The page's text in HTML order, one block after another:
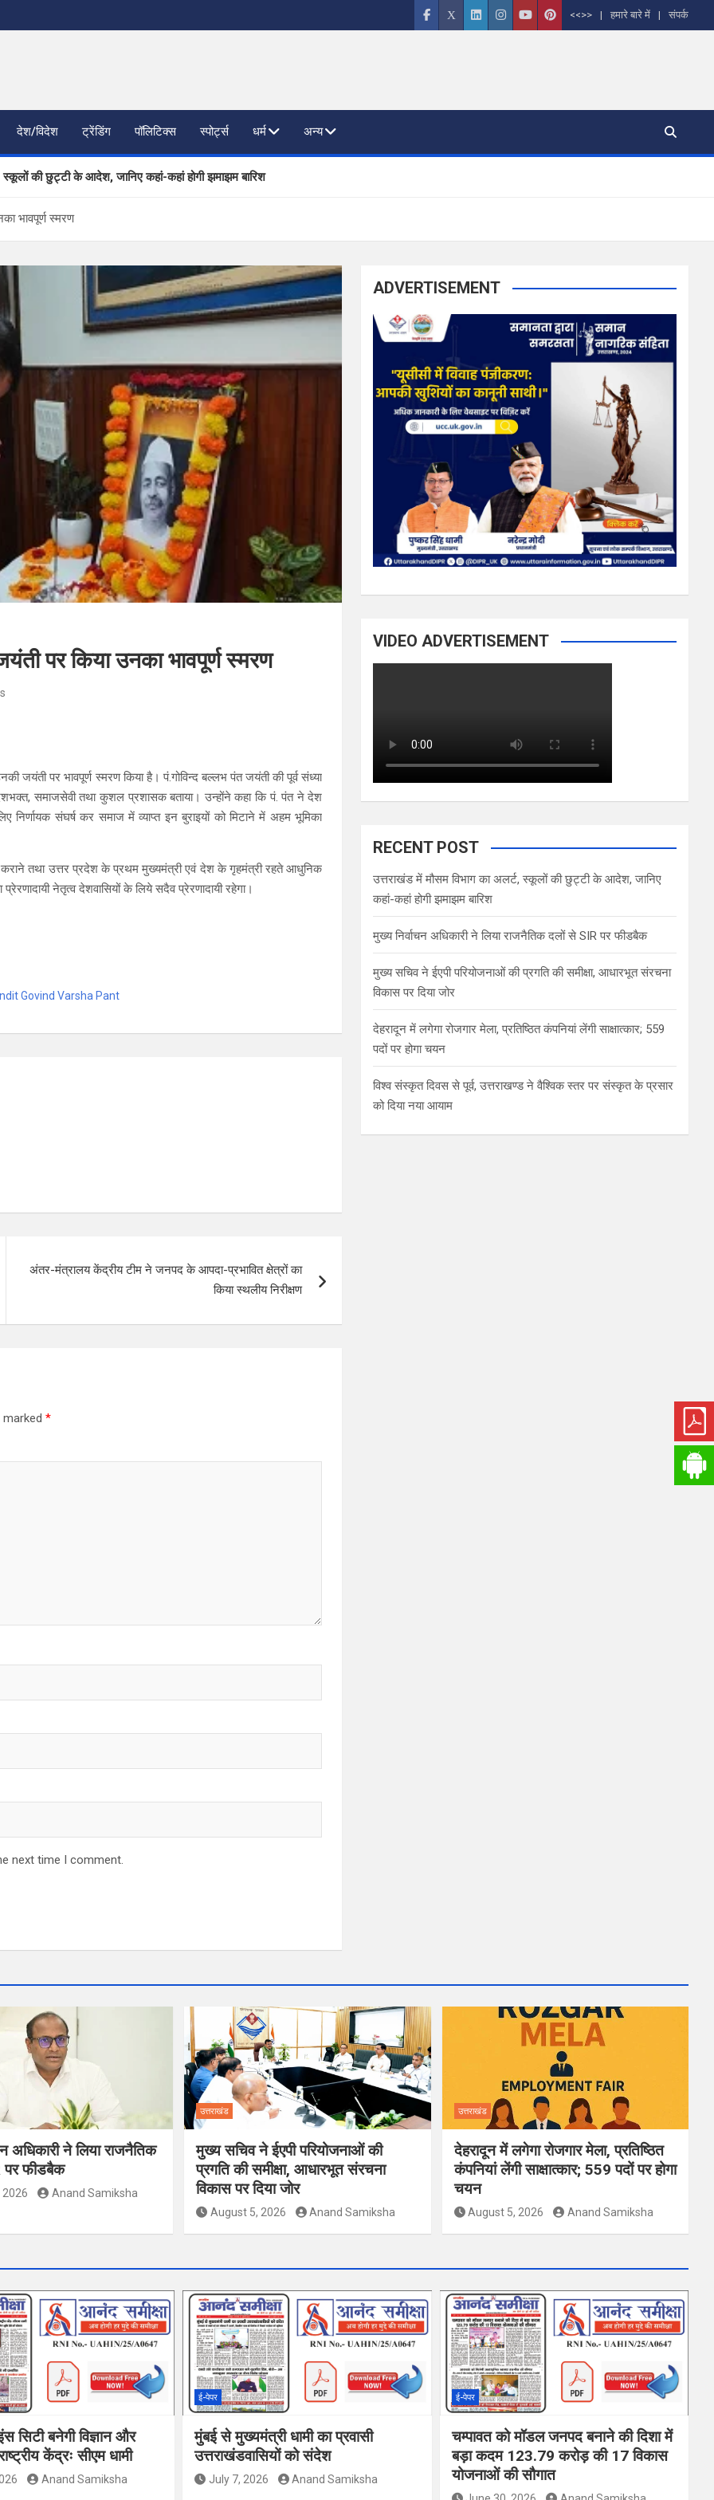
<<>> हमारे बारे में संपर्क
देश/विदेश ट्रेंडिंग पॉलिटिक्स स्पोर्ट्स धर्म अन्य
स्कूलों की छुट्टी के आदेश, जानिए कहां-कहां होगी झमाझम बारिश
दलों से SIR पर फीडबैक
कंपनियां लेंगी साक्षात्कार; 559 पदों पर होगा चयन
ने वैश्विक स्तर पर संस्कृत के प्रसार को दिया नया आयाम
भावपूर्ण स्मरण
पर किया उनका भावपूर्ण स्मरण
जयंती पर भावपूर्ण स्मरण किया है। पं.गोविन्द बल्लभ पंत जयंती की पूर्व संध्या
समाजसेवी तथा कुशल प्रशासक बताया। उन्होंने कहा कि पं. पंत ने देश
संघर्ष कर समाज में व्याप्त इन बुराइयों को मिटाने में अहम भूमिका
कराने तथा उत्तर प्रदेश के प्रथम मुख्यमंत्री एवं देश के गृहमंत्री रहते आधुनिक
नेतृत्व देशवासियों के लिये सदैव प्रेरणादायी रहेगा।
Govind Varsha Pant
अंतर-मंत्रालय केंद्रीय टीम ने जनपद के आपदा-प्रभावित क्षेत्रों का
किया स्थलीय निरीक्षण
marked *
next time I comment.
ADVERTISEMENT
VIDEO ADVERTISEMENT
RECENT POST
उत्तराखंड में मौसम विभाग का अलर्ट, स्कूलों की छुट्टी के आदेश, जानिए
कहां-कहां होगी झमाझम बारिश
मुख्य निर्वाचन अधिकारी ने लिया राजनैतिक दलों से SIR पर फीडबैक
मुख्य सचिव ने ईएपी परियोजनाओं की प्रगति की समीक्षा, आधारभूत संरचना
विकास पर दिया जोर
देहरादून में लगेगा रोजगार मेला, प्रतिष्ठित कंपनियां लेंगी साक्षात्कार; 559
पदों पर होगा चयन
विश्व संस्कृत दिवस से पूर्व, उत्तराखण्ड ने वैश्विक स्तर पर संस्कृत के प्रसार
को दिया नया आयाम
अधिकारी ने लिया राजनैतिक
पर फीडबैक
Anand Samiksha
उत्तराखंड
मुख्य सचिव ने ईएपी परियोजनाओं की
प्रगति की समीक्षा, आधारभूत संरचना
विकास पर दिया जोर
August 5, 2026 Anand Samiksha
उत्तराखंड
देहरादून में लगेगा रोजगार मेला, प्रतिष्ठित
कंपनियां लेंगी साक्षात्कार; 559 पदों पर होगा
चयन
August 5, 2026 Anand Samiksha
सिटी बनेगी विज्ञान और
केंद्रः सीएम धामी
Anand Samiksha
ई-पेपर
मुंबई से मुख्यमंत्री धामी का प्रवासी
उत्तराखंडवासियों को संदेश
July 7, 2026 Anand Samiksha
ई-पेपर
चम्पावत को मॉडल जनपद बनाने की दिशा में
बड़ा कदम 123.79 करोड़ की 17 विकास
योजनाओं की सौगात